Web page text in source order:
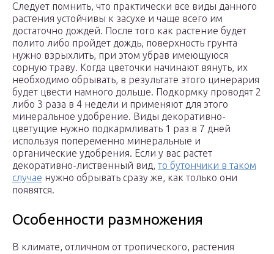
Следует помнить, что практически все виды данного
растения устойчивы к засухе и чаще всего им
достаточно дождей. После того как растение будет
полито либо пройдет дождь, поверхность грунта
нужно взрыхлить, при этом убрав имеющуюся
сорную траву. Когда цветочки начинают вянуть, их
необходимо обрывать, в результате этого цинерария
будет цвести намного дольше. Подкормку проводят 2
либо 3 раза в 4 недели и применяют для этого
минеральное удобрение. Виды декоративно-
цветущие нужно подкармливать 1 раз в 7 дней
используя попеременно минеральные и
органические удобрения. Если у вас растет
декоративно-лиственный вид, то бутончики в таком
случае нужно обрывать сразу же, как только они
появятся.
Особенности размножения
В климате, отличном от тропического, растения